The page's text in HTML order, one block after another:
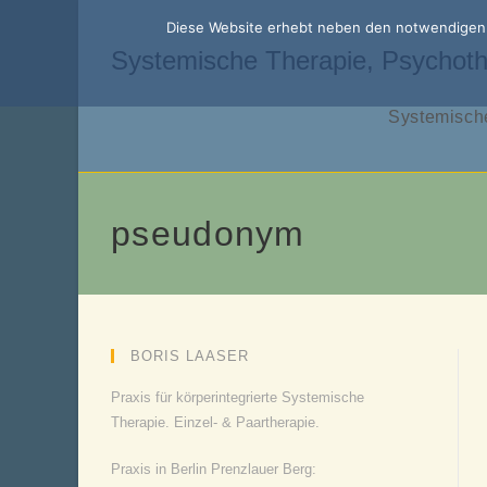
Systemische Therapie,
pseudonym
BORIS LAASER
Praxis für körperintegrierte Systemische
Therapie. Einzel- & Paartherapie.
Praxis in Berlin Prenzlauer Berg:
Diese Website erhebt neben den